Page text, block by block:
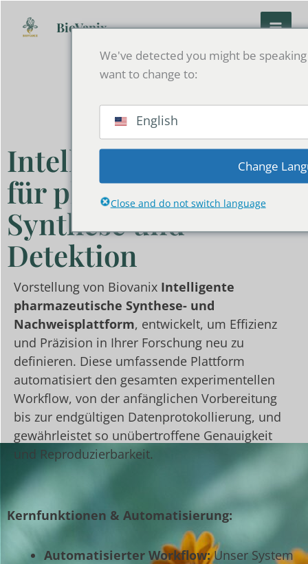
Inhalt
BioVanix
Intelligente Plattform
für pharmazeutische
Synthese und
Detektion
Vorstellung von Biovanix Intelligente
pharmazeutische Synthese- und
Nachweisplattform, entwickelt, um Effizienz
und Präzision in Ihrer Forschung neu zu
definieren. Diese umfassende Plattform
automatisiert den gesamten experimentellen
Workflow, von der anfänglichen Vorbereitung
bis zur endgültigen Datenprotokollierung, und
gewährleistet so unübertroffene Genauigkeit
und Reproduzierbarkeit.
Kernfunktionen & Automatisierung:
Automatisierter Workflow:Unser System
We've detected you might be
want to change to:
English
Change
Close and do not switch language